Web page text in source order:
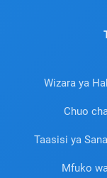
Wizara ya
Chuo
Taasisi ya
Mfuko